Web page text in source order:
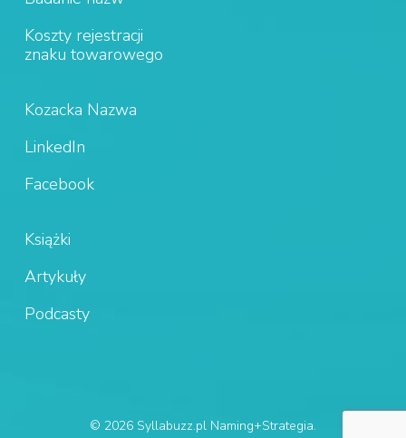
Koszty rejestracji
znaku towarowego
Kozacka Nazwa
LinkedIn
Facebook
Książki
Artykuły
Podcasty
© 2026 Syllabuzz.pl Naming+Strategia.